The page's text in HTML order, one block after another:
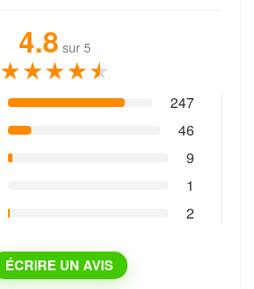
4.8 sur 5
★★★★★
247
46
9
1
2
ÉCRIRE UN AVIS